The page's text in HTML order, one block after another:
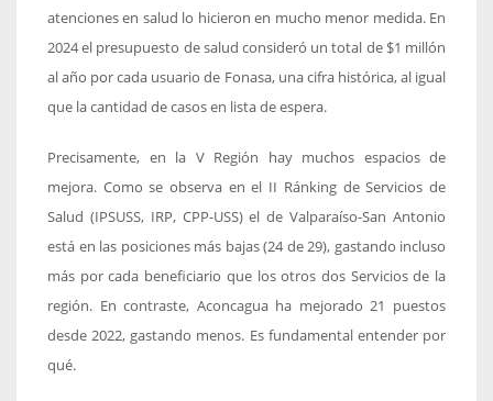
atenciones en salud lo hicieron en mucho menor medida. En
2024 el presupuesto de salud consideró un total de $1 millón
al año por cada usuario de Fonasa, una cifra histórica, al igual
que la cantidad de casos en lista de espera.
Precisamente, en la V Región hay muchos espacios de
mejora. Como se observa en el II Ránking de Servicios de
Salud (IPSUSS, IRP, CPP-USS) el de Valparaíso-San Antonio
está en las posiciones más bajas (24 de 29), gastando incluso
más por cada beneficiario que los otros dos Servicios de la
región. En contraste, Aconcagua ha mejorado 21 puestos
desde 2022, gastando menos. Es fundamental entender por
qué.